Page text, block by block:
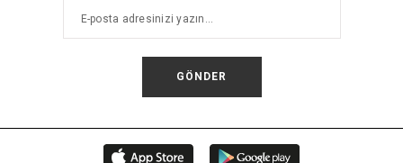
GÖNDER